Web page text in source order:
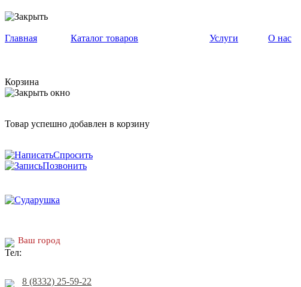
Главная Каталог товаров Услуги О нас
Корзина
Товар успешно добавлен в корзину
Спросить
Позвонить
Ваш город
8 (8332) 25-59-22